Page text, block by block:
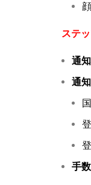
ステ
通
通
手